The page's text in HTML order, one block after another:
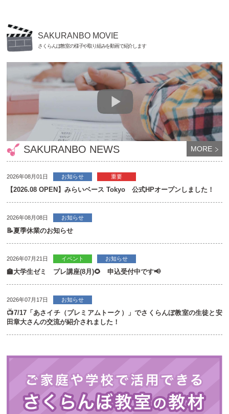
SAKURANBO NEWS MORE
2026年08月01日 お知らせ 重要
【2026.08 OPEN】みらいベース Tokyo 公式HPオープンしました！
2026年08月08日 お知らせ
📝夏季休業のお知らせ
2026年07月21日 イベント お知らせ
🏫大学生ゼミ プレ講座(8月)🌻 申込受付中です📢
2026年07月17日 お知らせ
📺7/17「あさイチ（プレミアムトーク）」でさくらんぼ教室の生徒と安
田章大さんの交流が紹介されました！
SAKURANBO MOVIE
さくらんぼ教室の様子や取り組みを動画で紹介します